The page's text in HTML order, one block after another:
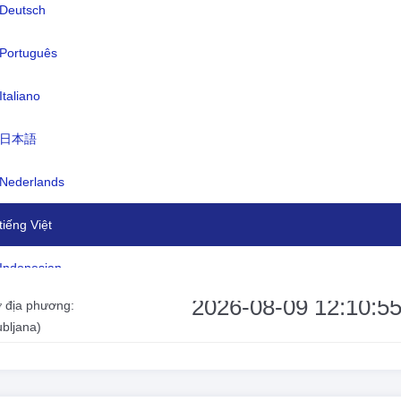
Deutsch
Português
Italiano
日本語
Nederlands
tiếng Việt
Indonesian
한국어
tệ:
ngữ:
chỉ ở các đô thị nơi cộng đồng
trú) (điều tra dân số năm 2002)
giờ:
kiệm thời gian ban ngày:
địa phương:
2026-08-09 12:10:56